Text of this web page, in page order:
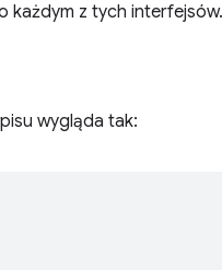
każdym z tych interfejsów.
wygląda tak: